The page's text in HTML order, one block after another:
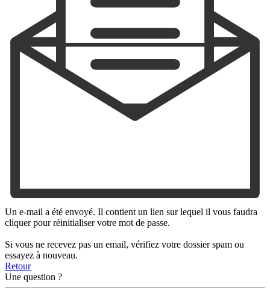
Un e-mail a été envoyé. Il contient un lien sur lequel il vous faudra
cliquer pour réinitialiser votre mot de passe.
Si vous ne recevez pas un email, vérifiez votre dossier spam ou
essayez à nouveau.
Retour
Une question ?